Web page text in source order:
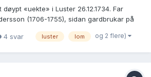
«uekte» i Luster 26.12.1734. Far
(1706-1755), sidan gardbrukar på
husmann Sølfest Ingebrigtson (1716-
4 svar luster lom og 2 flere)